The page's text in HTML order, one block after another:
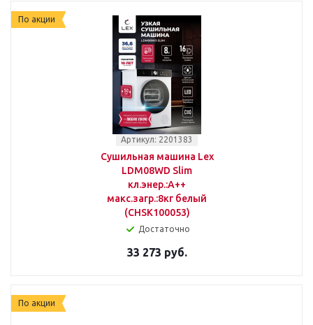
По акции
Артикул: 2201383
Сушильная машина Lex
LDM08WD Slim
кл.энер.:A++
макс.загр.:8кг белый
(CHSK100053)
Достаточно
33 273 руб.
По акции